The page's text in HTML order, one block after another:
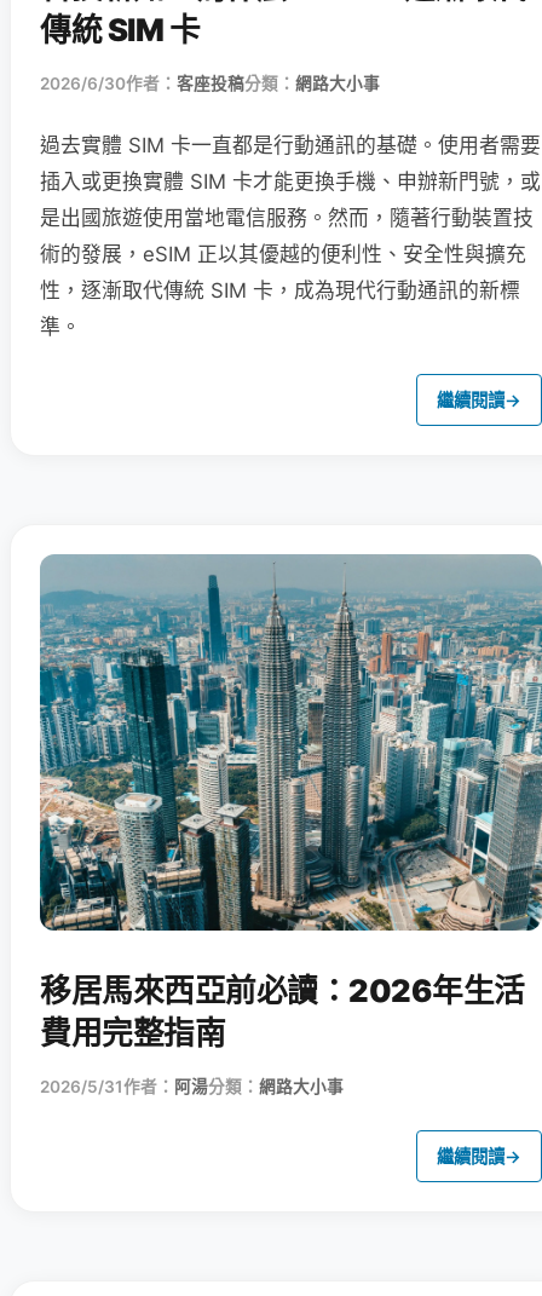
傳統 SIM 卡
2026/6/30作者： 客座投稿分類： 網路大小事
過去實體 SIM 卡一直都是行動通訊的基礎。使用者需要
插入或更換實體 SIM 卡才能更換手機、申辦新門號，或
是出國旅遊使用當地電信服務。然而，隨著行動裝置技
術的發展，eSIM 正以其優越的便利性、安全性與擴充
性，逐漸取代傳統 SIM 卡，成為現代行動通訊的新標
準。
繼續閱讀→
移居馬來西亞前必讀：2026年生活
費用完整指南
2026/5/31作者： 阿湯分類： 網路大小事
繼續閱讀→